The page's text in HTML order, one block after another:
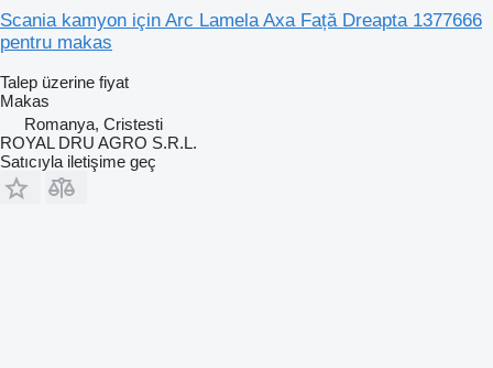
Scania kamyon için Arc Lamela Axa Față Dreapta 1377666
pentru makas
Talep üzerine fiyat
Makas
Romanya, Cristesti
ROYAL DRU AGRO S.R.L.
Satıcıyla iletişime geç